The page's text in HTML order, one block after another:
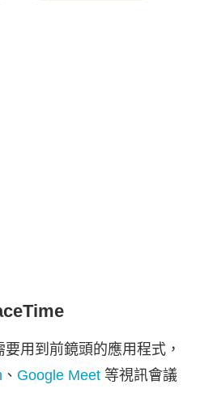
用到前鏡頭的應用程式，
、 Google Meet 等視訊會議